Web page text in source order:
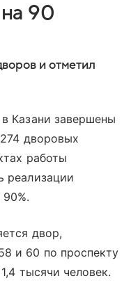
90
и отметил
Казани завершены
дворовых
работы
реализации
двор,
и 60 по проспекту
тысячи человек.